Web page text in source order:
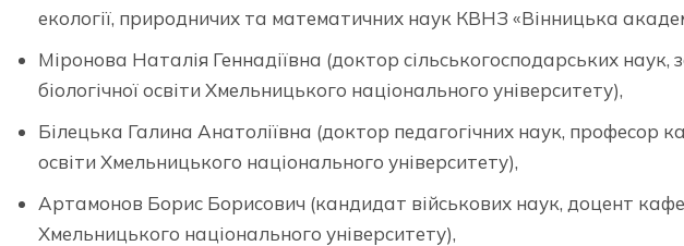
екології, природничих та математичних наук КВНЗ «Вінницька
Міронова Наталія Геннадіївна (доктор сільськогосподарських наук,
біологічної освіти Хмельницького національного університету),
Білецька Галина Анатоліївна (доктор педагогічних наук, професор
освіти Хмельницького національного університету),
Артамонов Борис Борисович (кандидат військових наук, доцент
Хмельницького національного університету),